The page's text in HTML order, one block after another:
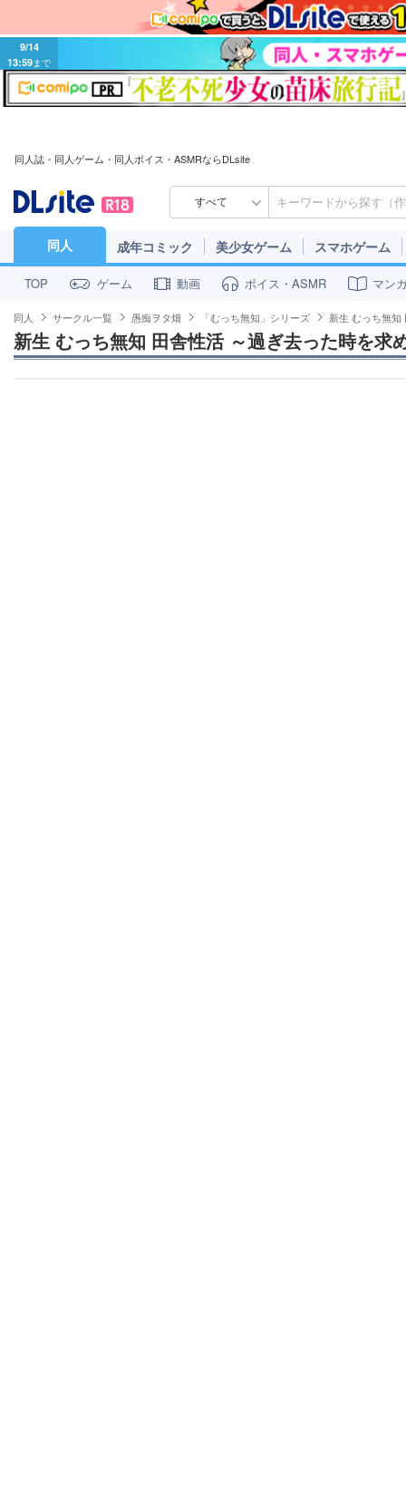
9/14
13:59まで
同人誌・同人ゲーム・同人ボイス・ASMRならDLsite
すべて
同人 成年コミック 美少女ゲーム スマホゲーム
TOP ゲーム 動画 ボイス・ASMR マン
同人 サークル一覧 愚痴ヲタ畑 「むっち無知」シリーズ 新生 むっち無知
新生 むっち無知 田舎性活 ～過ぎ去った時を求